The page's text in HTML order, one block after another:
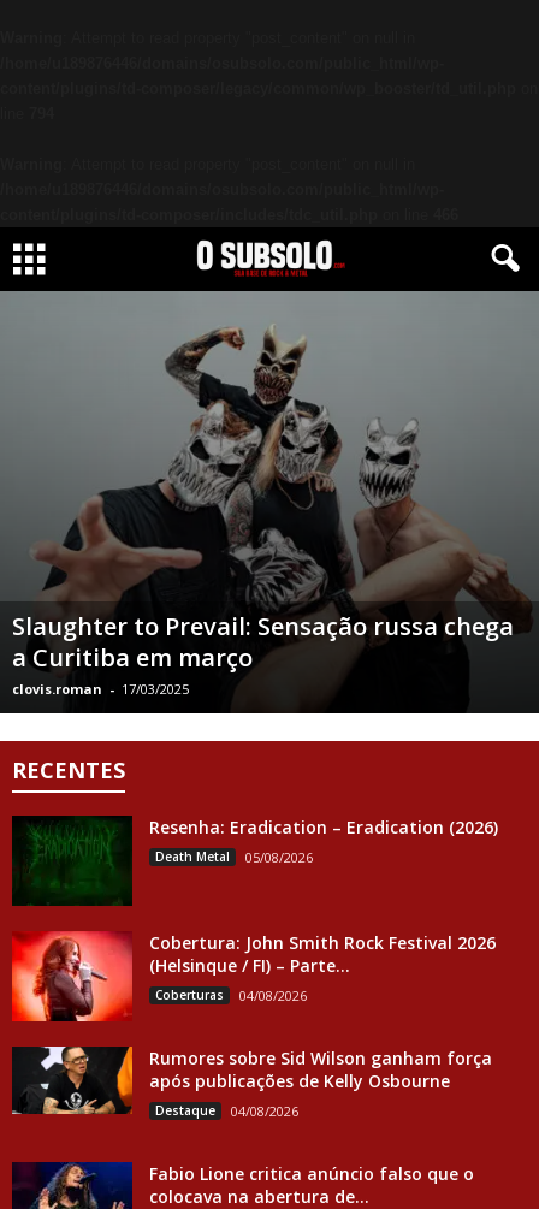
Slaughter to Prevail: Sensação russa chega
a Curitiba em março
clovis.roman - 17/03/2025
RECENTES
Resenha: Eradication – Eradication (2026)
Death Metal 05/08/2026
Cobertura: John Smith Rock Festival 2026
(Helsinque / FI) – Parte...
Coberturas 04/08/2026
Rumores sobre Sid Wilson ganham força
após publicações de Kelly Osbourne
Destaque 04/08/2026
Fabio Lione critica anúncio falso que o
colocava na abertura de...